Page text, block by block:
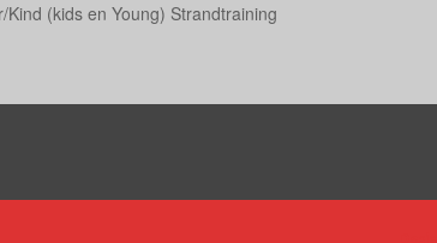
Kind (kids en Young) Strandtraining